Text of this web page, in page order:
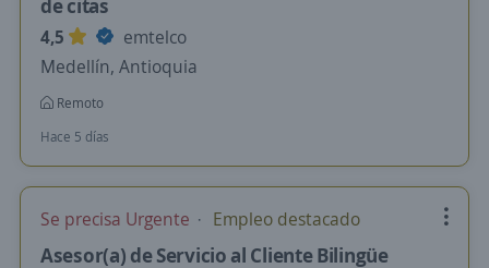
de citas
4,5
emtelco
Medellín, Antioquia
Remoto
Hace 5 días
Se precisa Urgente Empleo destacado
Asesor(a) de Servicio al Cliente Bilingüe